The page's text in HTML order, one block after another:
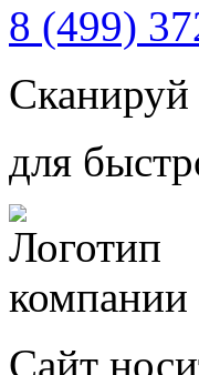
8 (499)
Сканируй
для
Сайт